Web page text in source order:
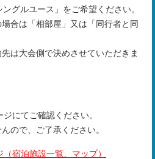
グルユース」をご希望ください。
合は「相部屋」又は「同行者と同
は大会側で決めさせていただきま
にてご確認ください。
ので、ご了承ください。
宿泊施設一覧、マップ）